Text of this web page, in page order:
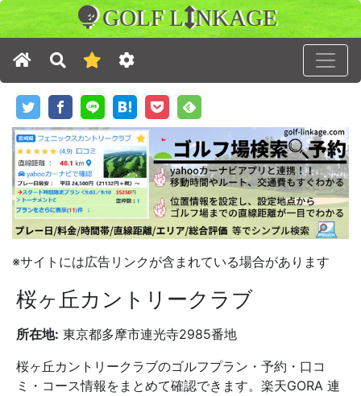
GOLF L NKAGE
※サイトには広告リンクが含まれている場合があります
桜ヶ丘カントリークラブ
所在地: 東京都多摩市連光寺2985番地
桜ヶ丘カントリークラブのゴルフプラン・予約・口コ
ミ・コース情報をまとめて確認できます。楽天GORA 連